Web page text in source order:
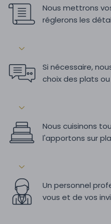
Nous mettrons
réglerons les
Si nécessaire,
choix des plats
Nous cuisinons
l'apportons sur
Un personnel
vous et de vos